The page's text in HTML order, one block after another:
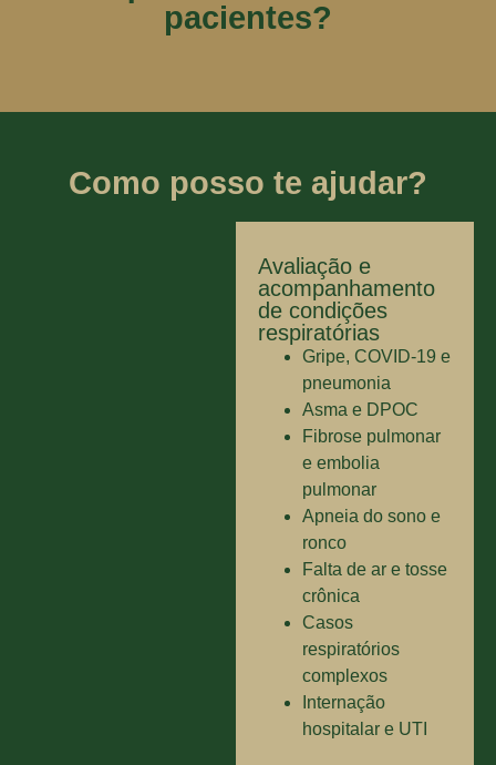
pacientes?
Como posso te ajudar?
Avaliação e
acompanhamento
de condições
respiratórias
Gripe, COVID-19 e
pneumonia
Asma e DPOC
Fibrose pulmonar
e embolia
pulmonar
Apneia do sono e
ronco
Falta de ar e tosse
crônica
Casos
respiratórios
complexos
Internação
hospitalar e UTI